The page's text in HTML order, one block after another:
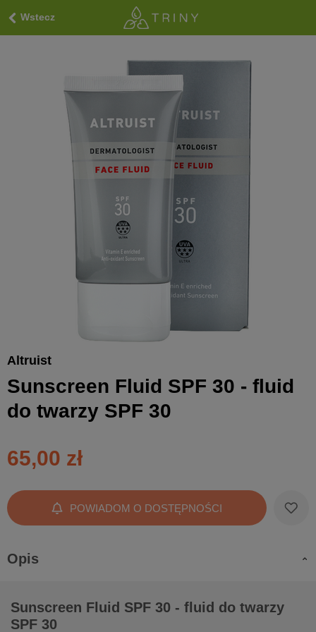
Wstecz
Altruist
Sunscreen Fluid SPF 30 - fluid
do twarzy SPF 30
65,00 zł
POWIADOM O DOSTĘPNOŚCI
Opis
Sunscreen Fluid SPF 30 - fluid do twarzy
SPF 30